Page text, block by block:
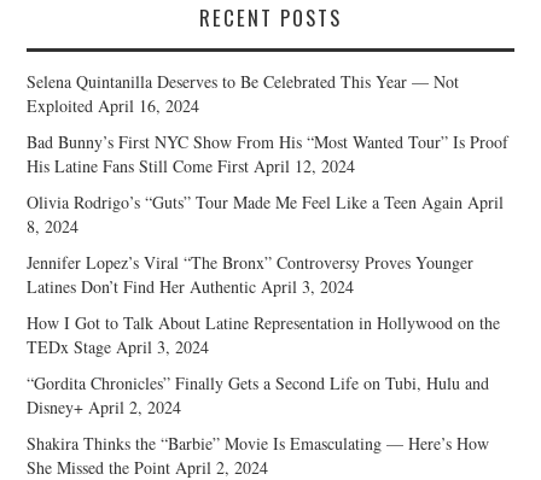
RECENT POSTS
Selena Quintanilla Deserves to Be Celebrated This Year — Not
Exploited April 16, 2024
Bad Bunny’s First NYC Show From His “Most Wanted Tour” Is Proof
His Latine Fans Still Come First April 12, 2024
Olivia Rodrigo’s “Guts” Tour Made Me Feel Like a Teen Again April
8, 2024
Jennifer Lopez’s Viral “The Bronx” Controversy Proves Younger
Latines Don’t Find Her Authentic April 3, 2024
How I Got to Talk About Latine Representation in Hollywood on the
TEDx Stage April 3, 2024
“Gordita Chronicles” Finally Gets a Second Life on Tubi, Hulu and
Disney+ April 2, 2024
Shakira Thinks the “Barbie” Movie Is Emasculating — Here’s How
She Missed the Point April 2, 2024